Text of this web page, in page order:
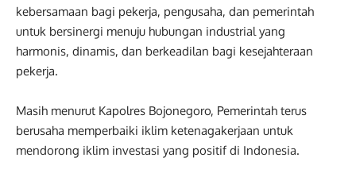
kebersamaan bagi pekerja, pengusaha, dan pemerintah
untuk bersinergi menuju hubungan industrial yang
harmonis, dinamis, dan berkeadilan bagi kesejahteraan
pekerja.
Masih menurut Kapolres Bojonegoro, Pemerintah terus
berusaha memperbaiki iklim ketenagakerjaan untuk
mendorong iklim investasi yang positif di Indonesia.